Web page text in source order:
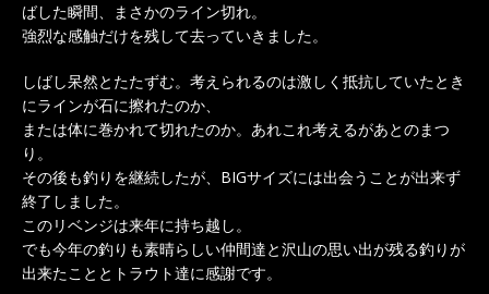
ばした瞬間、まさかのライン切れ。
強烈な感触だけを残して去っていきました。
しばし呆然とたたずむ。考えられるのは激しく抵抗していたとき
にラインが石に擦れたのか、
または体に巻かれて切れたのか。あれこれ考えるがあとのまつ
り。
その後も釣りを継続したが、BIGサイズには出会うことが出来ず
終了しました。
このリベンジは来年に持ち越し。
でも今年の釣りも素晴らしい仲間達と沢山の思い出が残る釣りが
出来たこととトラウト達に感謝です。